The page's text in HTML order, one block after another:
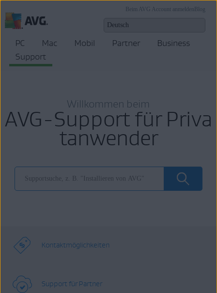
Blog
Beim AVG Account anmelden
PC Mac Mobil Partner
Business
Support
Willkommen beim
AVG-Support für Priva
tanwender
Kontaktmöglichkeiten
Support für Partner